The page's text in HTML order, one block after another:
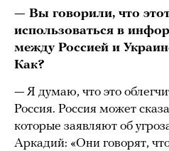
— Вы говорили, что
использоваться в
между Россией и
Как?
— Я думаю, что это
Россия. Россия может
которые заявляют об
Аркадий: «Они говорят,